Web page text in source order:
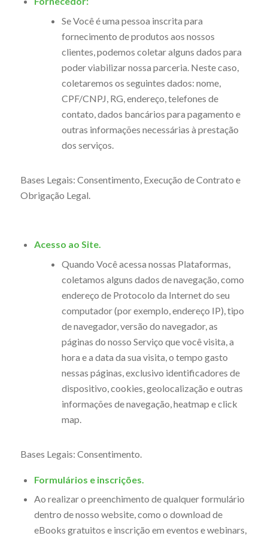
Se Você é uma pessoa inscrita para
fornecimento de produtos aos nossos
clientes, podemos coletar alguns dados para
poder viabilizar nossa parceria. Neste caso,
coletaremos os seguintes dados: nome,
CPF/CNPJ, RG, endereço, telefones de
contato, dados bancários para pagamento e
outras informações necessárias à prestação
dos serviços.
Bases Legais: Consentimento, Execução de Contrato e
Obrigação Legal.
Acesso ao Site.
Quando Você acessa nossas Plataformas,
coletamos alguns dados de navegação, como
endereço de Protocolo da Internet do seu
computador (por exemplo, endereço IP), tipo
de navegador, versão do navegador, as
páginas do nosso Serviço que você visita, a
hora e a data da sua visita, o tempo gasto
nessas páginas, exclusivo identificadores de
dispositivo,cookies, geolocalização e outras
informações de navegação,heatmap eclick
map.
Bases Legais: Consentimento.
Formulários e inscrições.
Ao realizar o preenchimento de qualquer formulário
dentro de nosso website, como o download de
eBooks gratuitos e inscrição em eventos e webinars,